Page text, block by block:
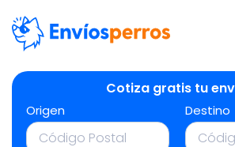
Cotiza gratis tu
Origen Destino